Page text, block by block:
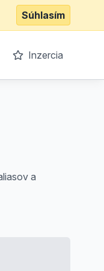
Súhlasím
Inzercia
a